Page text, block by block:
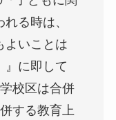
る時は、
よいことは
』に即して
校区は合併
する教育上